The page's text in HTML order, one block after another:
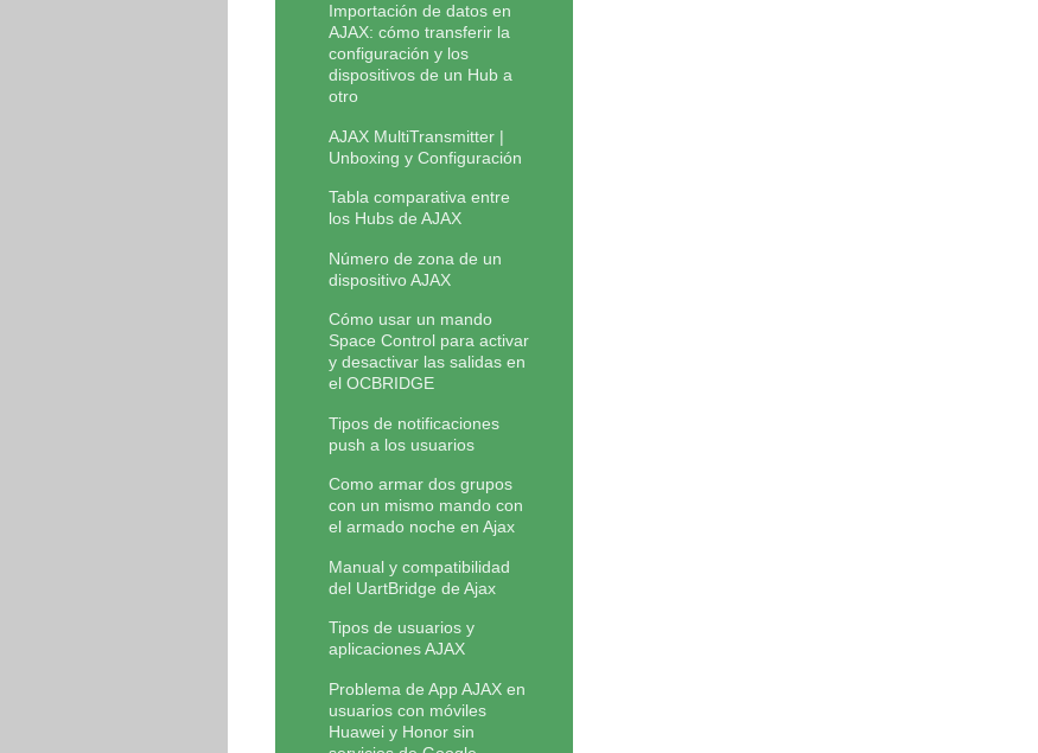
Importación de datos en
AJAX: cómo transferir la
configuración y los
dispositivos de un Hub a
otro
AJAX MultiTransmitter |
Unboxing y Configuración
Tabla comparativa entre
los Hubs de AJAX
Número de zona de un
dispositivo AJAX
Cómo usar un mando
Space Control para activar
y desactivar las salidas en
el OCBRIDGE
Tipos de notificaciones
push a los usuarios
Como armar dos grupos
con un mismo mando con
el armado noche en Ajax
Manual y compatibilidad
del UartBridge de Ajax
Tipos de usuarios y
aplicaciones AJAX
Problema de App AJAX en
usuarios con móviles
Huawei y Honor sin